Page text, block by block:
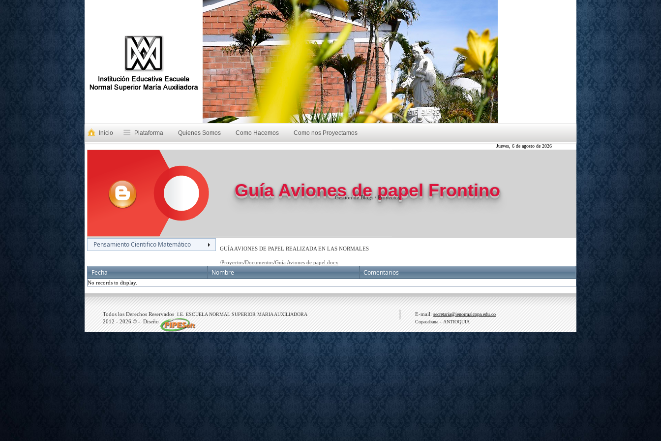
Inicio Plataforma Quienes Somos Como Hacemos Como nos Proyectamos
Jueves, 6 de agosto de 2026
Guía Aviones de papel Frontino
Gestión de Blogs / Proyectos
Pensamiento Cientifico Matemático GUÍA AVIONES DE PAPEL REALIZADA EN LAS NORMALES
/Proyectos/Documentos/Guía Aviones de papel.docx
Fecha Nombre Comentarios
No records to display.
Todos los Derechos ReservadosI.E. ESCUELA NORMAL SUPERIOR MARIA AUXILIADORA
2012 -2026© - Diseño
E-mail:secretaria@ienormalcopa.edu.co
Copacabana-ANTIOQUIA